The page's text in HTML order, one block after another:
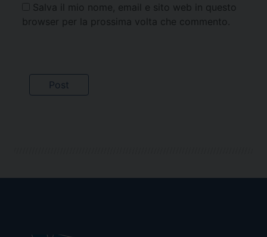
Salva il mio nome, email e sito web in questo
browser per la prossima volta che commento.